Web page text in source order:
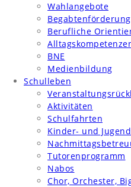
Wahlangebote
Begabtenförderung
Berufliche
BNE
Medienbildung
Schulleben
Aktivitäten
Schulfahrten
Kinder- und
Tutorenprogramm
Nabos
Chor, Orchester,